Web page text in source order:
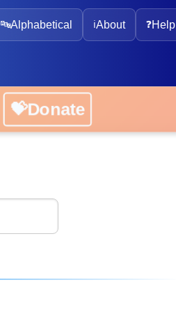
🔤Alphabetical ℹ️About ❓Help
💝Donate